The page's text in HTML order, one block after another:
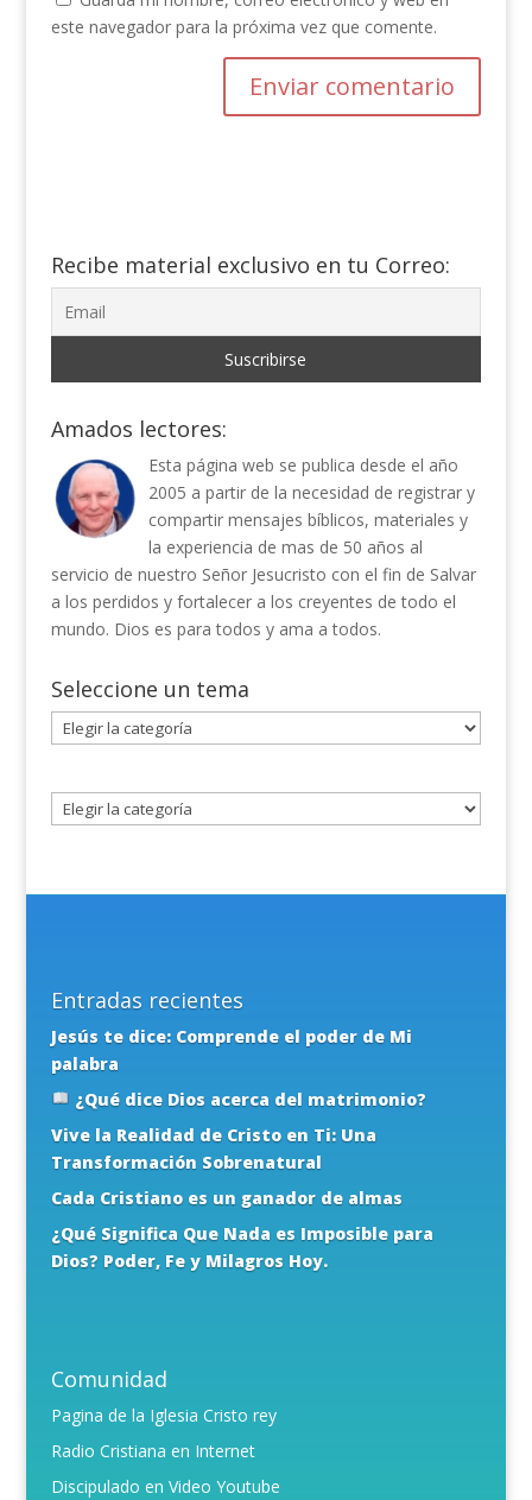
este navegador para la próxima vez que comente.
Recibe material exclusivo en tu Correo:
Amados lectores:
Esta página web se publica desde el año
2005 a partir de la necesidad de registrar y
compartir mensajes bíblicos, materiales y
la experiencia de mas de 50 años al
servicio de nuestro Señor Jesucristo con el fin de Salvar
a los perdidos y fortalecer a los creyentes de todo el
mundo. Dios es para todos y ama a todos.
Seleccione un tema
Seleccione
un
Entradas recientes
Jesús te dice: Comprende el poder de Mi
palabra
¿Qué dice Dios acerca del matrimonio?
Vive la Realidad de Cristo en Ti: Una
Transformación Sobrenatural
Cada Cristiano es un ganador de almas
¿Qué Significa Que Nada es Imposible para
Dios? Poder, Fe y Milagros Hoy.
Comunidad
Pagina de la Iglesia Cristo rey
Radio Cristiana en Internet
Discipulado en Video Youtube